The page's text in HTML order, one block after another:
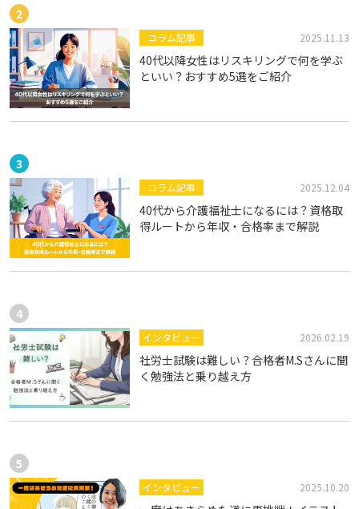
コラム記事 2025.11.13
40代以降女性はリスキリングで何を学ぶ
といい？おすすめ5選をご紹介
コラム記事 2025.12.04
40代から介護福祉士になるには？資格取
得ルートから年収・合格率まで解説
インタビュー 2026.02.19
社労士試験は難しい？合格者M.Sさんに聞
く勉強法と乗り越え方
インタビュー 2025.10.20